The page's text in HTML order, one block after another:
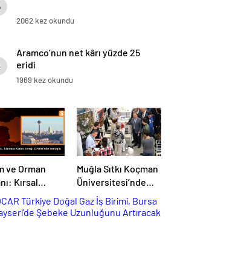
2062 kez okundu
Aramco’nun net kârı yüzde 25
eridi
1969 kez okundu
ve Orman
Kırsal
ve
Muğla Sıtkı Koçman
Üniversitesi’nde
Turizm Sektörü ve
Öğrenciler Buluştu